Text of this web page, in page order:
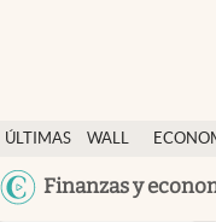
ÚLTIMAS
NOTICIAS
WALL
Finanzas y
Finanzas y economía
Wall Street y dólar